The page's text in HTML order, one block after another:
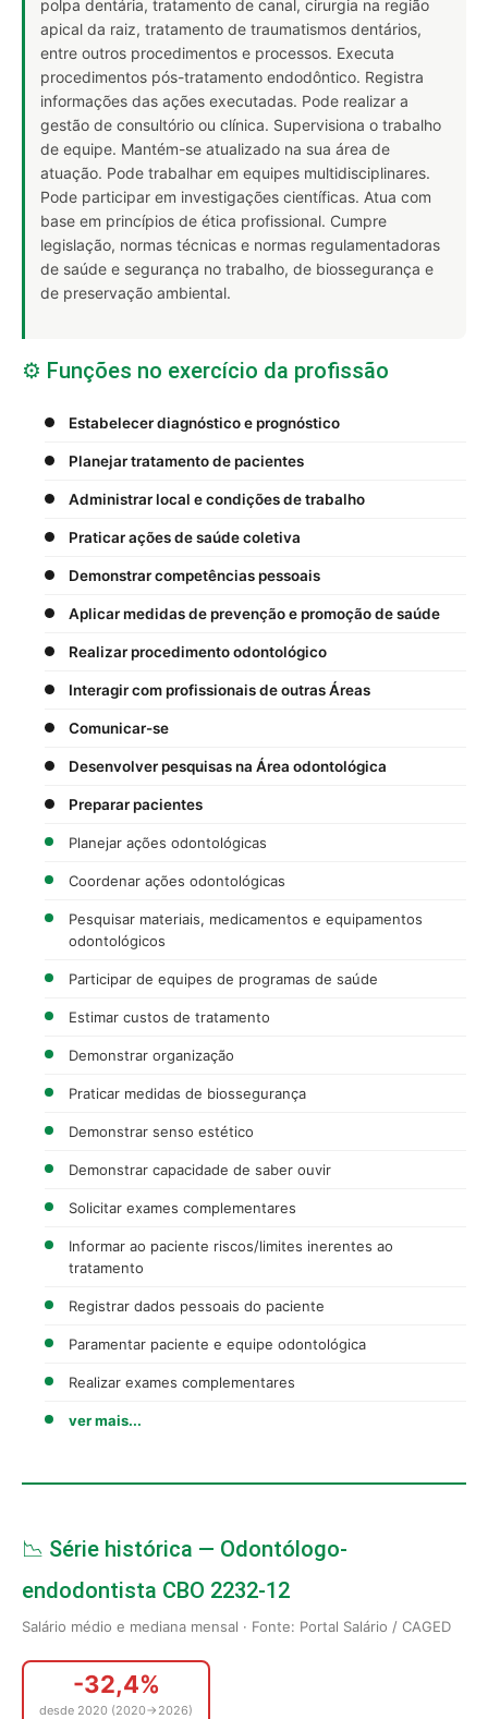
polpa dentária, tratamento de canal, cirurgia na região
apical da raiz, tratamento de traumatismos dentários,
entre outros procedimentos e processos. Executa
procedimentos pós-tratamento endodôntico. Registra
informações das ações executadas. Pode realizar a
gestão de consultório ou clínica. Supervisiona o trabalho
de equipe. Mantém-se atualizado na sua área de
atuação. Pode trabalhar em equipes multidisciplinares.
Pode participar em investigações científicas. Atua com
base em princípios de ética profissional. Cumpre
legislação, normas técnicas e normas regulamentadoras
de saúde e segurança no trabalho, de biossegurança e
de preservação ambiental.
⚙️ Funções no exercício da profissão
Estabelecer diagnóstico e prognóstico
Planejar tratamento de pacientes
Administrar local e condições de trabalho
Praticar ações de saúde coletiva
Demonstrar competências pessoais
Aplicar medidas de prevenção e promoção de saúde
Realizar procedimento odontológico
Interagir com profissionais de outras Áreas
Comunicar-se
Desenvolver pesquisas na Área odontológica
Preparar pacientes
Planejar ações odontológicas
Coordenar ações odontológicas
Pesquisar materiais, medicamentos e equipamentos
odontológicos
Participar de equipes de programas de saúde
Estimar custos de tratamento
Demonstrar organização
Praticar medidas de biossegurança
Demonstrar senso estético
Demonstrar capacidade de saber ouvir
Solicitar exames complementares
Informar ao paciente riscos/limites inerentes ao
tratamento
Registrar dados pessoais do paciente
Paramentar paciente e equipe odontológica
Realizar exames complementares
ver mais...
📉 Série histórica — Odontólogo-
endodontista CBO 2232-12
Salário médio e mediana mensal · Fonte: Portal Salário / CAGED
-32,4%
desde 2020 (2020→2026)